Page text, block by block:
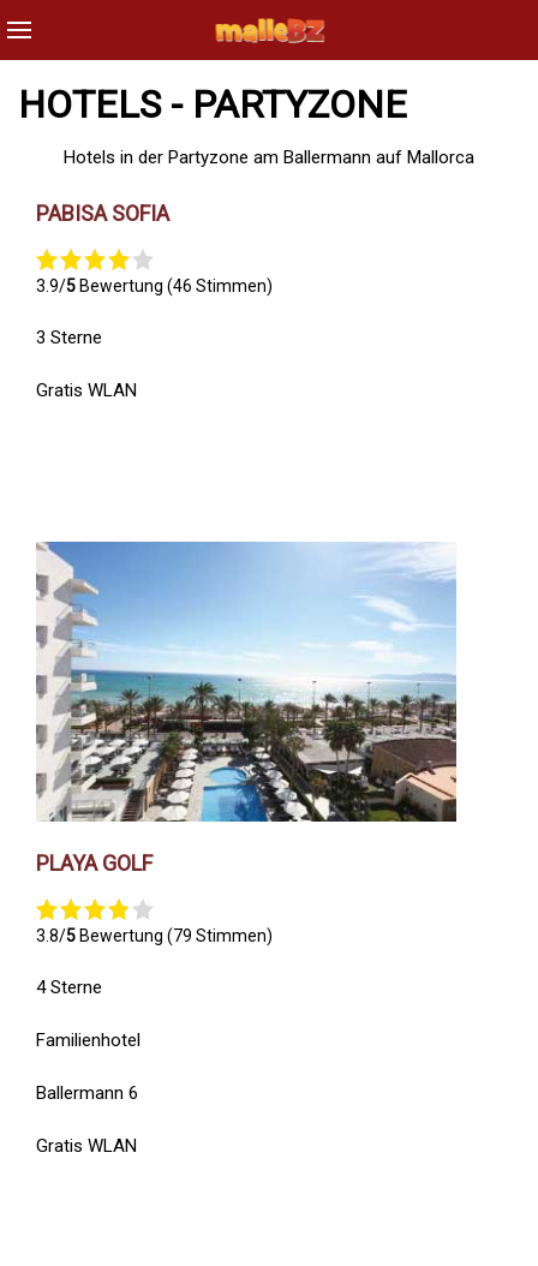
HOTELS - PARTYZONE
Hotels in der Partyzone am Ballermann auf Mallorca
PABISA SOFIA
3.9/5 Bewertung (46 Stimmen)
3 Sterne
Gratis WLAN
PLAYA GOLF
3.8/5 Bewertung (79 Stimmen)
4 Sterne
Familienhotel
Ballermann 6
Gratis WLAN